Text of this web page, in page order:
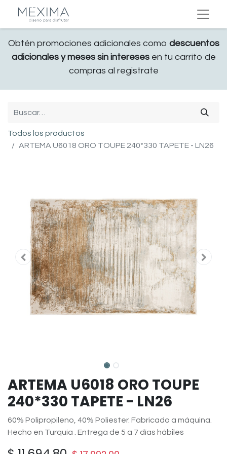
Obtén promociones adicionales como descuentos
adicionales y meses sin interesesen tu carrito de
compras al registrate
Todos los productos
ARTEMA U6018 ORO TOUPE 240*330 TAPETE - LN26
ARTEMA U6018 ORO TOUPE
240*330 TAPETE - LN26
60% Polipropileno, 40% Poliester. Fabricado a máquina.
Hecho en Turquía . Entrega de 5 a 7 días hábiles